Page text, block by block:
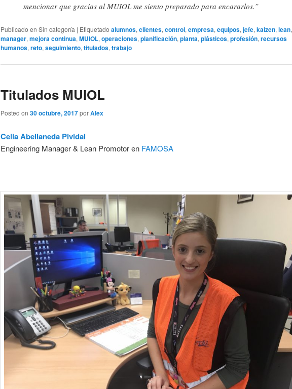
mencionar que gracias al MUIOL me siento preparado para encararlos.”
Publicado en Sin categoría | Etiquetado alumnos, clientes, control, empresa, equipos, jefe, kaizen, lean,
manager, mejora continua, MUIOL, operaciones, planificación, planta, plásticos, profesión, recursos
humanos, reto, seguimiento, titulados, trabajo
Titulados MUIOL
Posted on 30 octubre, 2017porAlex
Celia Abellaneda Pividal
Engineering Manager & Lean Promotor en FAMOSA